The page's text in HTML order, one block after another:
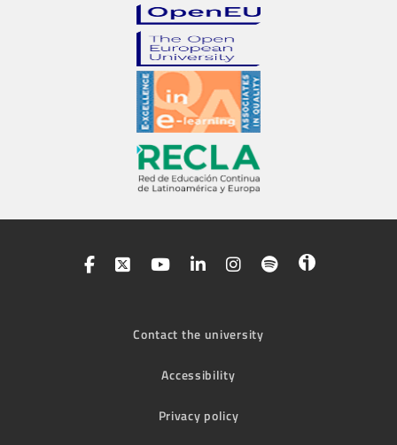
Contact the university
Accessibility
Privacy policy